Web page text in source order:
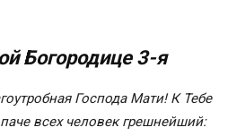
исцелении больного от
от пожара и исцелении
Богородице 3-я
Господа Мати! К Тебе
всех человек грешнейший: